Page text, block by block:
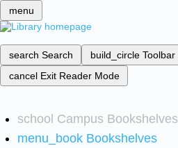
menu
search Search build_circle Toolbar
cancel Exit Reader Mode
school Campus Bookshelves
menu_book Bookshelves